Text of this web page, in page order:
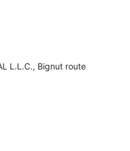
L.L.C., Bignut route